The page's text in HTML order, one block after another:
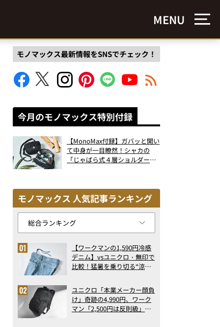
MENU
モノマックス最新情報をSNSでチェック！
今月のモノマックス特別付録
【MonoMax付録】ガバッと開い
て中身が一目瞭然！シャカの
「じゃばら式４層ショルダーバ
モノマックス 人気記事ランキング
【ワークマンの1,590円冷感
デニム】vsユニクロ・無印で
比較！猛暑を乗り切る“涼感
で決定版
ユニクロ「本業メーカー顔負
け」奇跡の4,990円、ワーク
マン「2,500円は反則級」凄